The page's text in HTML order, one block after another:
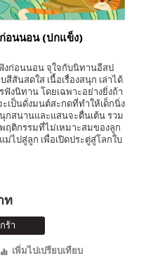
ก่อนนอน (ปกแข็ง)
งก่อนนอน จุใจกับนิทานอีสป
สีสันสดใส เนื้อเรื่องสนุก เล่าได้
งนิทาน โดยเฉพาะอย่างยิ่งถ้า
ป็นดั่งมนต์สะกดที่ทำให้เด็กนิ่ง
กสนานและแสนจะตื่นเต้น รวม
ฤติกรรมที่ไม่เหมาะสมของลูก
ไปสู่ลูก เพื่อเปิดประตู่สู่โลกใบ
ท
ร้า
เพิ่มไปเปรียบเทียบ